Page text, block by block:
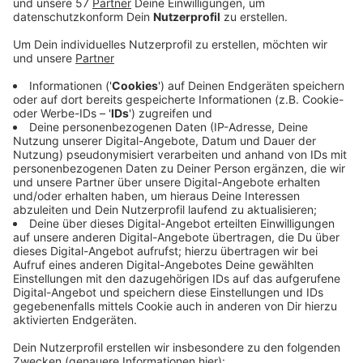
Abschleppmaßnahmen für die Fahrzeuge der
Männer eingeleitet. Als die Fahrer vor Ort
eingetroffen sind und ihre Personalien
beschlossen, zu fliehen. Sie haben sich in ihre
Autos mit britischen Kennzeichen gesetzt, sind
auf die Stadt-Mitarbeiter zugerast und dann über
einen Gehweg und eine rote Ampel weiter
geflüchtet.
Die Überwachungskräfte haben sich durch
Sprünge zur Seite in Sicherheit bringen können
und sind unverletzt geblieben.
Die Polizei hat die Ermittlungen gegen die
Autofahrer aufgenommen und Strafanzeige
gestellt, die Fahndung nach den Männern läuft.
Veröffentlicht: Donnerstag, 04.03.2021 10:12